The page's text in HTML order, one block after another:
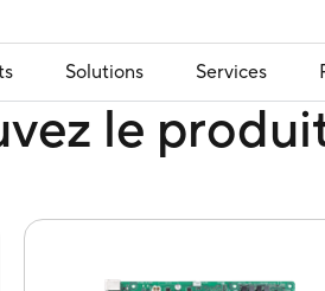
Solutions Services
le